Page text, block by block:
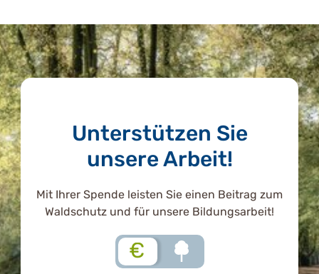
Unterstützen Sie
unsere Arbeit!
Mit Ihrer Spende leisten Sie einen Beitrag zum
Waldschutz und für unsere Bildungsarbeit!
€